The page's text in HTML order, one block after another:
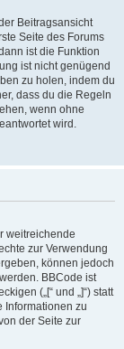
Beitragsansicht
Seite des Forums
ist die Funktion
ist nicht genügend
zu holen, indem du
dass du die Regeln
wenn ohne
wird.
weitreichende
zur Verwendung
können jedoch
BBCode ist
(„[“ und „]“) statt
Informationen zu
der Seite zur